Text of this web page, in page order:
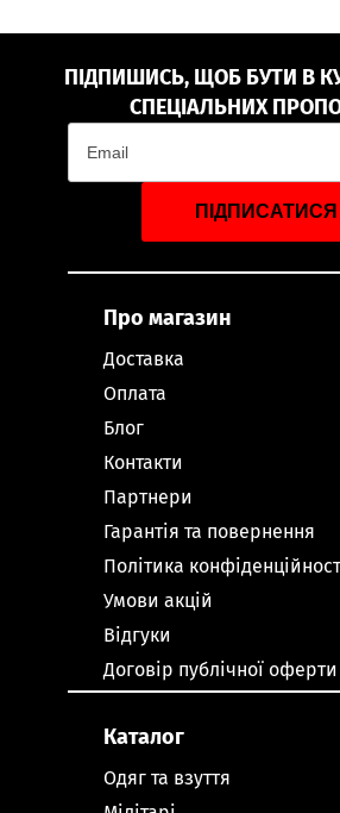
ПІДПИШИСЬ, ЩОБ БУТИ В
СПЕЦІАЛЬНИХ
ПІДПИСАТИСЯ
Про магазин
Доставка
Оплата
Блог
Контакти
Партнери
Гарантія та повернення
Політика
Умови акцій
Відгуки
Договір публічної оферти
Каталог
Одяг та взуття